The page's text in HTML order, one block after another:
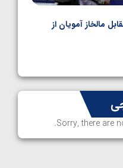
با برتری مقابل
Sorry, there are